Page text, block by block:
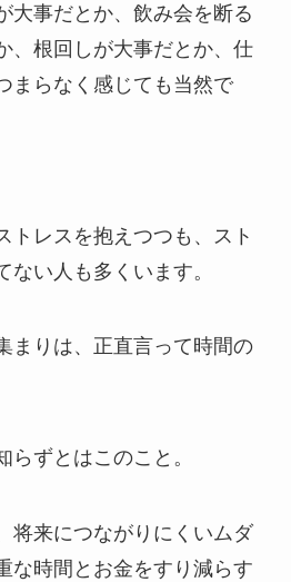
大事だとか、飲み会を断る
、根回しが大事だとか、仕
まらなく感じても当然で
トレスを抱えつつも、スト
ない人も多くいます。
まりは、正直言って時間の
ずとはこのこと。
将来につながりにくいムダ
な時間とお金をすり減らす